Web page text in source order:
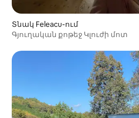
Տնակ Feleacu-ում
Գյուղական քոթեջ Կլուժի մոտ